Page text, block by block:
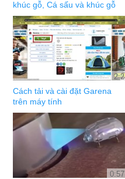
khúc gỗ, Cá sấu và khúc gỗ
2:2
Cách tải và cài đặt Garena
trên máy tính
0:57